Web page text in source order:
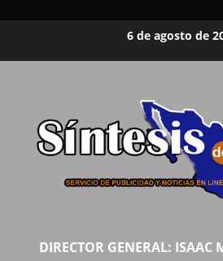
6 de agosto de
DIRECTOR GENERAL: ISAAC